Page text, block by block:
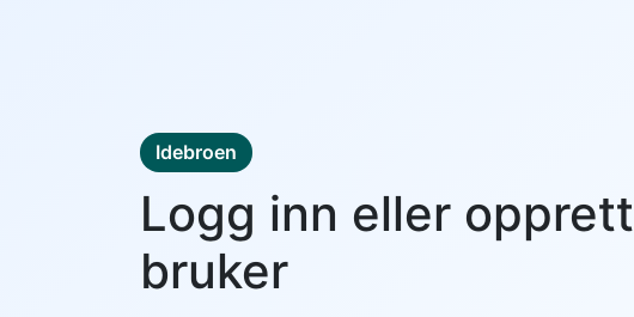
Idebroen
Logg inn eller opprett
bruker